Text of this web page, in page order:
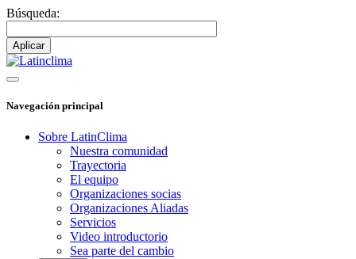
Búsqueda:
Navegación principal
Sobre LatinClima
Nuestra comunidad
Trayectoria
El equipo
Organizaciones socias
Organizaciones Aliadas
Servicios
Video introductorio
Sea parte del cambio